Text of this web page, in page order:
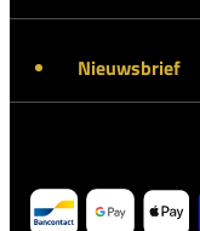
Nieuwsbrief